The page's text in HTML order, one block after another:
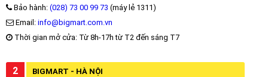
Bảo hành: (028) 73 00 99 73 (máy lẻ 1311)
Email: info@bigmart.com.vn
Thời gian mở cửa: Từ 8h-17h từ T2 đến sáng T7
2 BIGMART - HÀ NỘI